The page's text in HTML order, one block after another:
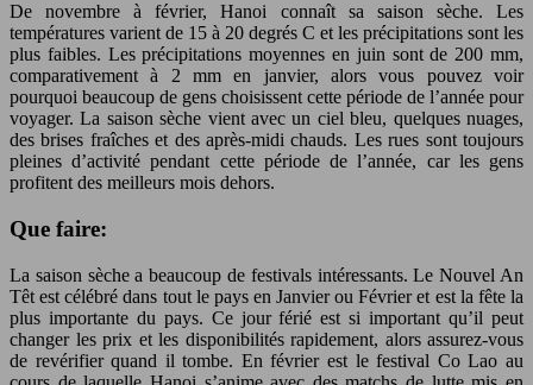
De novembre à février, Hanoi connaît sa saison sèche. Les
températures varient de 15 à 20 degrés C et les précipitations sont les
plus faibles. Les précipitations moyennes en juin sont de 200 mm,
comparativement à 2 mm en janvier, alors vous pouvez voir
pourquoi beaucoup de gens choisissent cette période de l’année pour
voyager. La saison sèche vient avec un ciel bleu, quelques nuages,
des brises fraîches et des après-midi chauds. Les rues sont toujours
pleines d’activité pendant cette période de l’année, car les gens
profitent des meilleurs mois dehors.
Que faire:
La saison sèche a beaucoup de festivals intéressants. Le Nouvel An
Têt est célébré dans tout le pays en Janvier ou Février et est la fête la
plus importante du pays. Ce jour férié est si important qu’il peut
changer les prix et les disponibilités rapidement, alors assurez-vous
de revérifier quand il tombe. En février est le festival Co Lao au